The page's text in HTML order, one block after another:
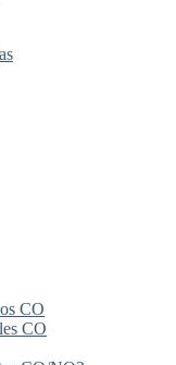
CO
CO